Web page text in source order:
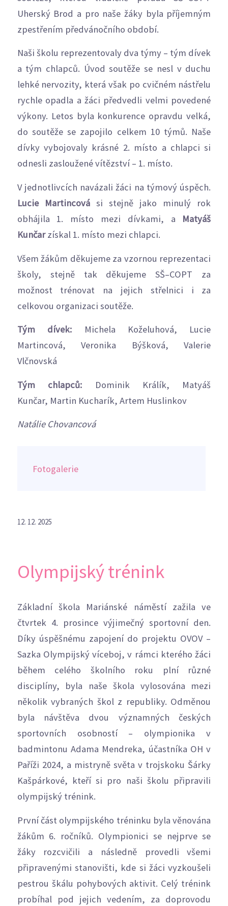
Uherský Brod a pro naše žáky byla příjemným
zpestřením předvánočního období.
Naši školu reprezentovaly dva týmy – tým dívek
a tým chlapců. Úvod soutěže se nesl v duchu
lehké nervozity, která však po cvičném nástřelu
rychle opadla a žáci předvedli velmi povedené
výkony. Letos byla konkurence opravdu velká,
do soutěže se zapojilo celkem 10 týmů. Naše
dívky vybojovaly krásné 2. místo a chlapci si
odnesli zasloužené vítězství – 1. místo.
V jednotlivcích navázali žáci na týmový úspěch.
Lucie Martincovási stejně jako minulý rok
obhájila 1. místo mezi dívkami, a Matyáš
Kunčarzískal 1. místo mezi chlapci.
Všem žákům děkujeme za vzornou reprezentaci
školy, stejně tak děkujeme SŠ–COPT za
možnost trénovat na jejich střelnici i za
celkovou organizaci soutěže.
Tým dívek:
Michela Koželuhová, Lucie
Martincová, Veronika Býšková, Valerie
Vlčnovská
Tým chlapců:
Dominik Králík, Matyáš
Kunčar, Martin Kucharík, Artem Huslinkov
Natálie Chovancová
Fotogalerie
12. 12. 2025
Olympijský trénink
Základní škola Mariánské náměstí zažila ve
čtvrtek 4. prosince výjimečný sportovní den.
Díky úspěšnému zapojení do projektu OVOV –
Sazka Olympijský víceboj, v rámci kterého žáci
během celého školního roku plní různé
disciplíny, byla naše škola vylosována mezi
několik vybraných škol z republiky. Odměnou
byla návštěva dvou významných českých
sportovních osobností – olympionika v
badmintonu Adama Mendreka, účastníka OH v
Paříži 2024, a mistryně světa v trojskoku Šárky
Kašpárkové, kteří si pro naši školu připravili
olympijský trénink.
První část olympijského tréninku byla věnována
žákům 6. ročníků. Olympionici se nejprve se
žáky rozcvičili a následně provedli všemi
připravenými stanovišti, kde si žáci vyzkoušeli
pestrou škálu pohybových aktivit. Celý trénink
probíhal pod jejich vedením, za doprovodu